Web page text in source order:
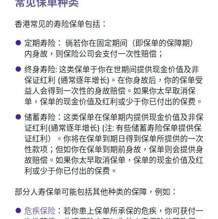
香港常见的寿险保单包括：
定期寿险： 倘若你在固定期间（即保单的保障期）
内身故，则保险公司会支付一次性赔偿；
终身寿险: 这类保单于你在世期间提供现金价值及非
保证红利 (通常逐年增长)。在你身故后，你的保单受
益人会得到一次性的身故赔偿。如果你太早取消保
单，保单的现金价值及红利或少于你已付出的保费。
储蓄寿险：这类保单在保单期内提供现金价值及非保
证红利(通常逐年增长) (注: 有些储蓄寿险保单提供保
证红利）。你将在保单到期日得到保单所提供的一次
性款项；但如你在保单到期前身故，保单则会提供身
故赔偿。如果你太早取消保单，保单的现金价值及红
利或少于你已付出的保费。
部分人寿保单可能包括其他种类的保障，例如：
危疾保险 ：若你患上保单所承保的危疾，你可获付一